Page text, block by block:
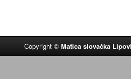
Copyright ©Matica slovačka